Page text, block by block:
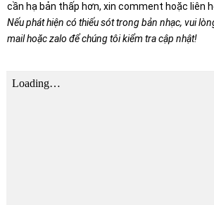
cần hạ bản thấp hơn, xin comment hoặc liên
Nếu phát hiện có thiếu sót trong bản nhạc, vui
mail hoặc zalo để chúng tôi kiểm tra cập nhật!